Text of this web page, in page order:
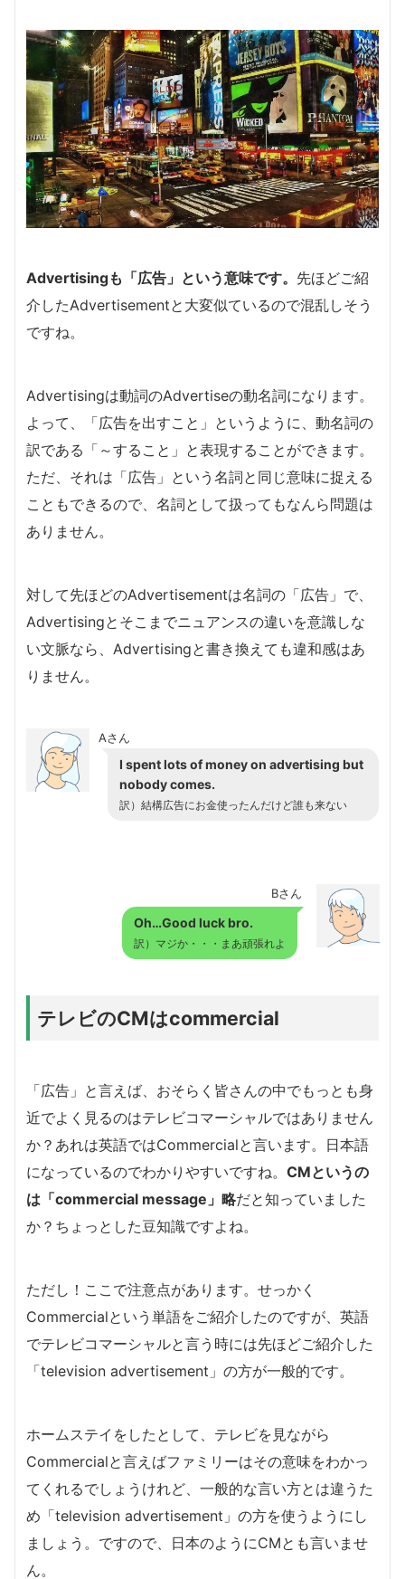
Advertisingも「広告」という意味です。 先ほどご紹
介したAdvertisementと大変似ているので混乱しそう
ですね。
Advertisingは動詞のAdvertiseの動名詞になります。
よって、「広告を出すこと」というように、動名詞の
訳である「～すること」と表現することができます。
ただ、それは「広告」という名詞と同じ意味に捉える
こともできるので、名詞として扱ってもなんら問題は
ありません。
対して先ほどのAdvertisementは名詞の「広告」で、
Advertisingとそこまでニュアンスの違いを意識しな
い文脈なら、Advertisingと書き換えても違和感はあ
りません。
Aさん
I spent lots of money on advertising but
nobody comes.
訳）結構広告にお金使ったんだけど誰も来ない
Bさん
Oh…Good luck bro.
訳）マジか・・・まあ頑張れよ
テレビのCMはcommercial
「広告」と言えば、おそらく皆さんの中でもっとも身
近でよく見るのはテレビコマーシャルではありません
か？あれは英語ではCommercialと言います。日本語
になっているのでわかりやすいですね。 CMというの
は「commercial message」略だと知っていました
か？ちょっとした豆知識ですよね。
ただし！ここで注意点があります。せっかく
Commercialという単語をご紹介したのですが、英語
でテレビコマーシャルと言う時には先ほどご紹介した
「television advertisement」の方が一般的です。
ホームステイをしたとして、テレビを見ながら
Commercialと言えばファミリーはその意味をわかっ
てくれるでしょうけれど、一般的な言い方とは違うた
め「television advertisement」の方を使うようにし
ましょう。ですので、日本のようにCMとも言いませ
ん。